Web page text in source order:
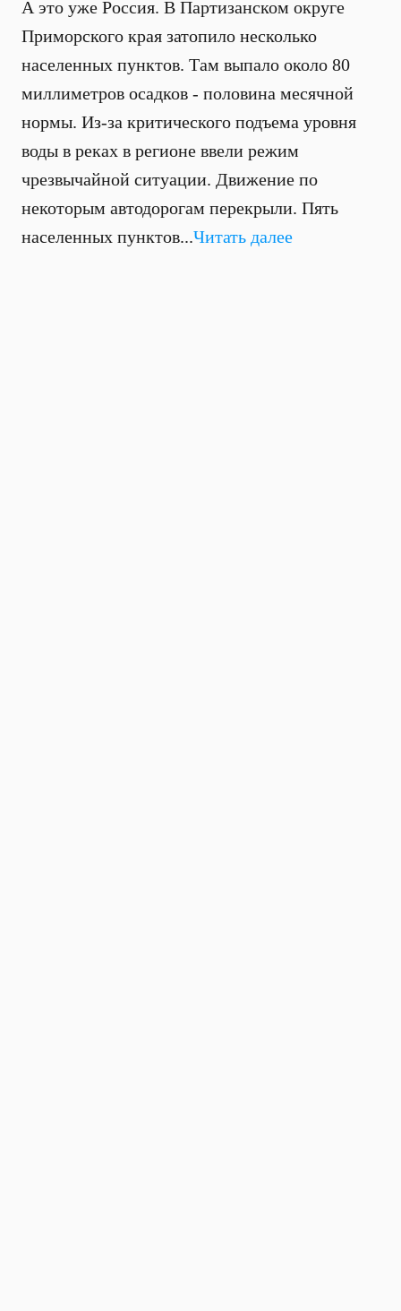
А это уже Россия. В Партизанском округе
Приморского края затопило несколько
населенных пунктов. Там выпало около 80
миллиметров осадков - половина месячной
нормы. Из-за критического подъема уровня
воды в реках в регионе ввели режим
чрезвычайной ситуации. Движение по
некоторым автодорогам перекрыли. Пять
населенных пунктов...Читать далее